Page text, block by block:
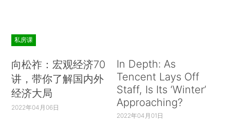
私房课
向松祚：宏观经济70
讲，带你了解国内外
经济大局
2022年04月06日
In Depth: As
Tencent Lays Off
Staff, Is Its ‘Winter’
Approaching?
2022年04月01日